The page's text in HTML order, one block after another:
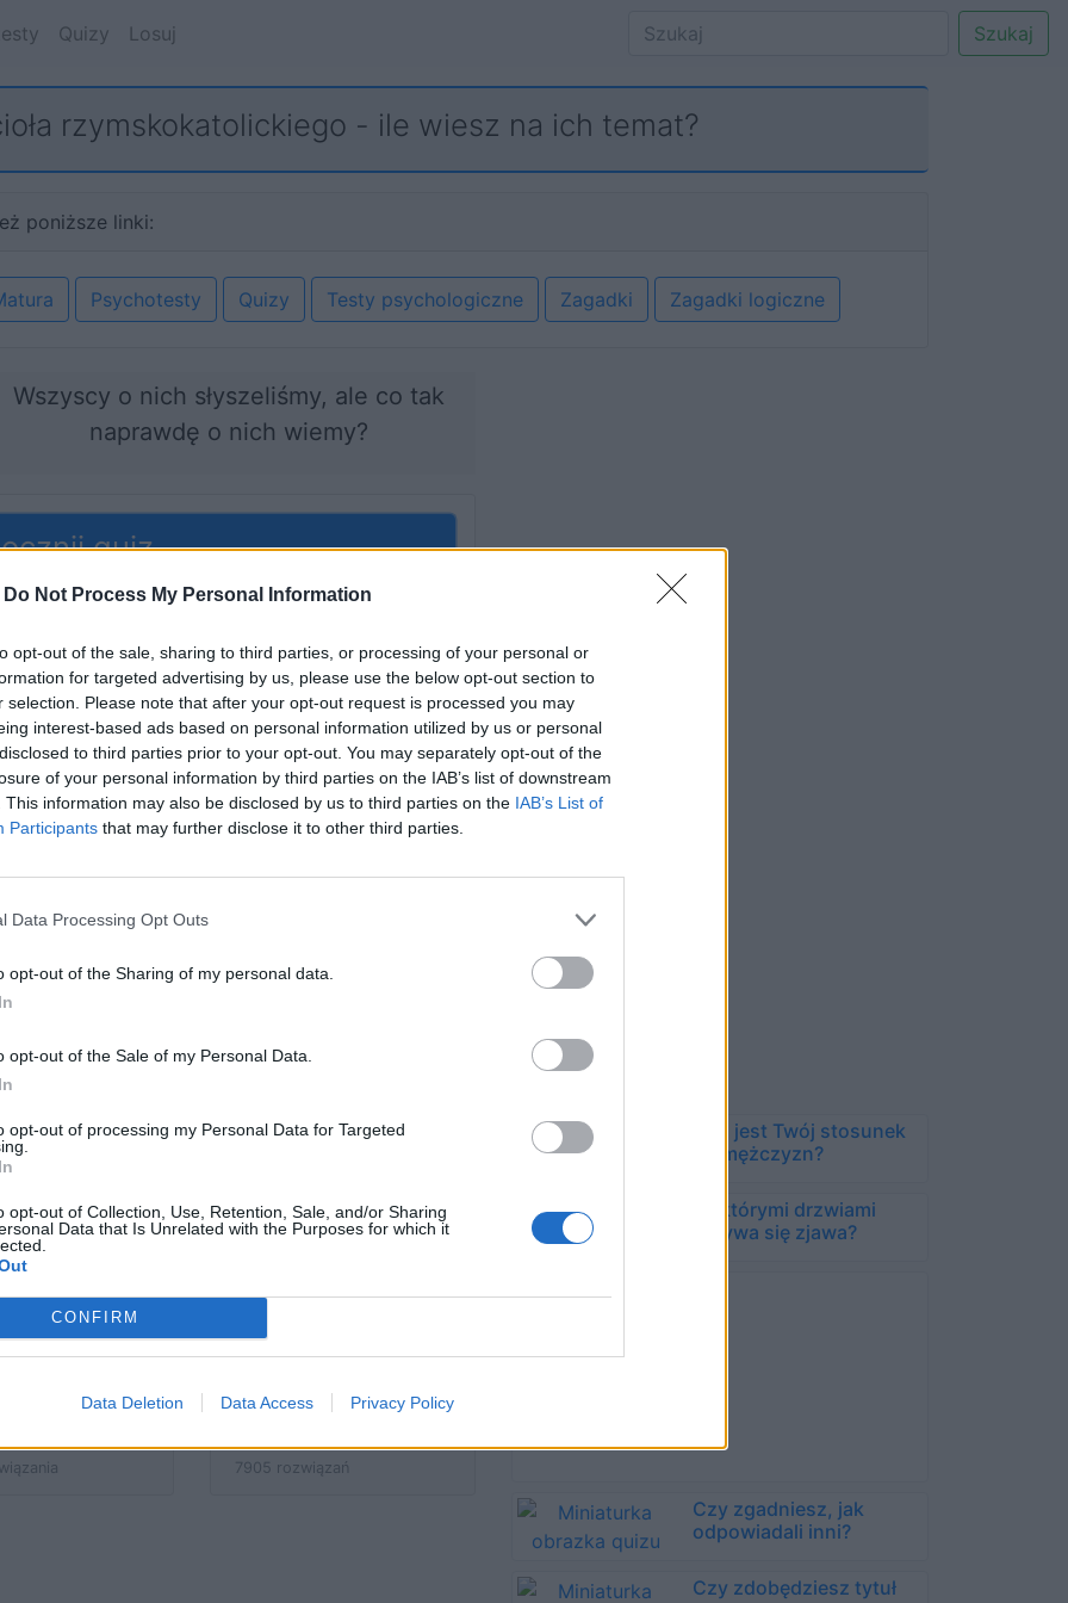
Do Not Process My Personal Information
opt-out of the sale, sharing to third parties, or processing of your personal or
for targeted advertising by us, please use the below opt-out section to
selection. Please note that after your opt-out request is processed you may
interest-based ads based on personal information utilized by us or personal
to third parties prior to your opt-out. You may separately opt-out of the
of your personal information by third parties on the IAB’s list of downstream
This information may also be disclosed by us to third parties on the IAB’s List of
Participants that may further disclose it to other third parties.
Data Processing Opt Outs
opt-out of the Sharing of my personal data.
opt-out of the Sale of my Personal Data.
opt-out of processing my Personal Data for Targeted
opt-out of Collection, Use, Retention, Sale, and/or Sharing
Data that Is Unrelated with the Purposes for which it
CONFIRM
Data Deletion Data Access Privacy Policy
Quizy Losuj Szukaj
rzymskokatolickiego - ile wiesz na ich temat?
poniższe linki:
Psychotesty Quizy Testy psychologiczne Zagadki Zagadki logiczne
Wszyscy o nich słyszeliśmy, ale co tak
naprawdę o nich wiemy?
quiz
świata - ile
ich temat?
Co wiesz na temat
największych religii
świata?
jakie
z Pisma
te
obrazy?
Anioły i diabły w
2088 rozwiązań
na temat
Władcy Polski - ile
7905 rozwiązań
Jaki jest Twój stosunek
do mężczyzn?
Za którymi drzwiami
ukrywa się zjawa?
Czy zgadniesz, jak
odpowiadali inni?
Czy zdobędziesz tytuł